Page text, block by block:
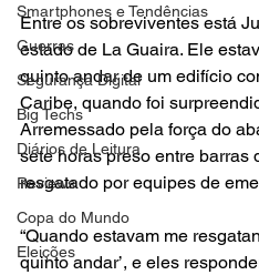
Smartphones e Tendências
Guerras
Segurança Digital
Big Techs
Diários de Leitura
Reviews
Copa do Mundo
Eleições
Entre os sobreviventes está
estado de La Guaira. Ele
quinto andar de um edifício
Caribe, quando foi
Arremessado pela força do
sete horas preso entre barras
resgatado por equipes de
“Quando estavam me
quinto andar’, e eles